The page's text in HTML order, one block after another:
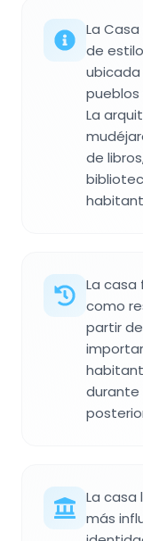
La
de
ubicada
pueblos
La
de
La casa
como
partir
durante
La casa
más